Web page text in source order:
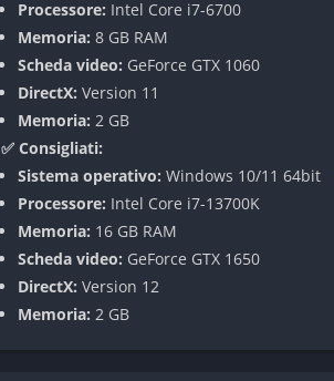
del gioco, creando situazioni spesso
al gioco rende ogni azione un’esperienza
Sistema di Costruzione Modulare
Il sistema di costruzione di Wobbly Life
approccio modulare intuitivo. È possibile
struttura immaginabile utilizzando una
automatico facilita la costruzione, mentre
Gestione delle Risorse
I giocatori devono gestire diverse risorse
Processore: Intel Core i7-6700
Memoria: 8 GB RAM
Scheda video: GeForce GTX 1060
DirectX: Version 11
Memoria: 2 GB
✅ Consigliati:
Sistema operativo: Windows 10/11 64bit
Processore: Intel Core i7-13700K
Memoria: 16 GB RAM
Scheda video: GeForce GTX 1650
DirectX: Version 12
Memoria: 2 GB